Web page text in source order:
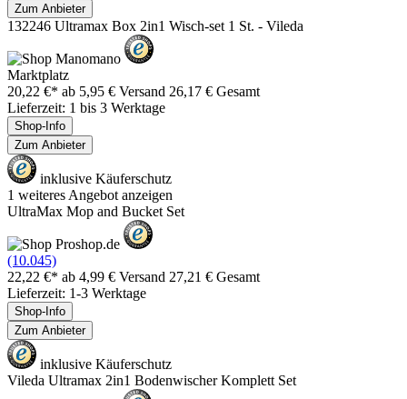
Zum Anbieter
132246 Ultramax Box 2in1 Wisch-set 1 St. - Vileda
Marktplatz
20,22 €* ab 5,95 € Versand 26,17 € Gesamt
Lieferzeit: 1 bis 3 Werktage
Shop-Info
Zum Anbieter
inklusive Käuferschutz
1 weiteres Angebot anzeigen
UltraMax Mop and Bucket Set
(10.045)
22,22 €* ab 4,99 € Versand 27,21 € Gesamt
Lieferzeit: 1-3 Werktage
Shop-Info
Zum Anbieter
inklusive Käuferschutz
Vileda Ultramax 2in1 Bodenwischer Komplett Set